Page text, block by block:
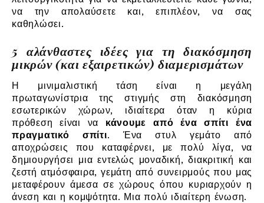
να την απολαύσετε και, επιπλέον, να σας
καθηλώσει.
5 αλάνθαστες ιδέες για τη διακόσμηση
μικρών (και εξαιρετικών) διαμερισμάτων
Η μινιμαλιστική τάση είναι η μεγάλη
πρωταγωνίστρια της στιγμής στη διακόσμηση
εσωτερικών χώρων, ιδιαίτερα όταν η κύρια
πρόθεση είναι να κάνουμε από ένα σπίτι ένα
πραγματικό σπίτι. Ένα στυλ γεμάτο από
αποχρώσεις που καταφέρνει, με πολύ λίγα, να
δημιουργήσει μια εντελώς μοναδική, διακριτική και
ζεστή ατμόσφαιρα, γεμάτη από συνειρμούς που μας
μεταφέρουν άμεσα σε χώρους όπου κυριαρχούν η
άνεση και η κομψότητα. Μια πολύ ιδιαίτερη ένωση.